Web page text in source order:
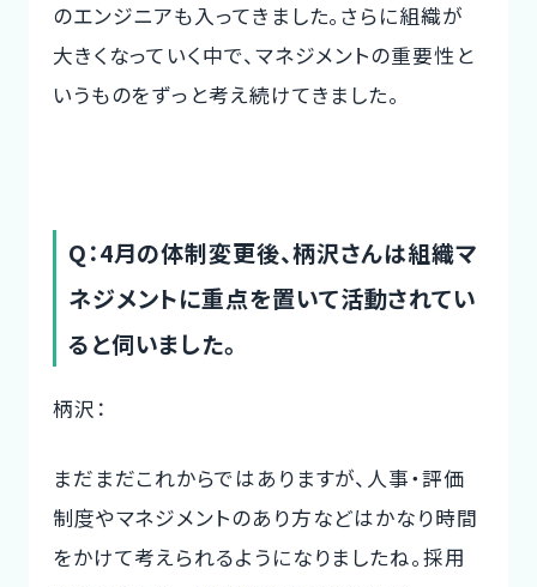
のエンジニアも入ってきました。さらに組織が
大きくなっていく中で、マネジメントの重要性と
いうものをずっと考え続けてきました。
Q：4月の体制変更後、柄沢さんは組織マ
ネジメントに重点を置いて活動されてい
ると伺いました。
柄沢：
まだまだこれからではありますが、人事・評価
制度やマネジメントのあり方などはかなり時間
をかけて考えられるようになりましたね。採用